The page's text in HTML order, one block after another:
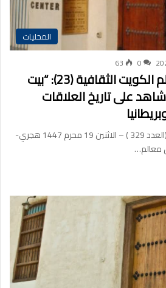
المحليات
0
63
مبادرة الوفاق| معالم الكويت الثقافية (23): “بيت
على تاريخ العلاقات
جريدة الوفاق – السنة الثانية (العدد 329 ) – الاثنين 19 محرم 1447 هجري-